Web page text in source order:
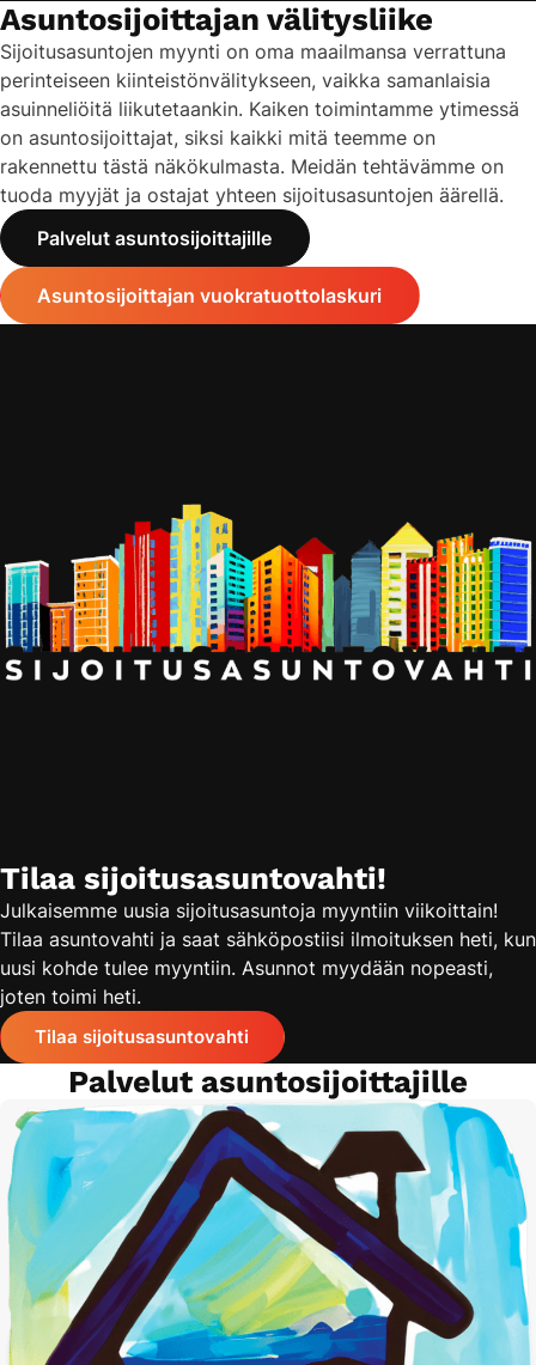
Asuntosijoittajan välitysliike
Sijoitusasuntojen myynti on oma maailmansa verrattuna
perinteiseen kiinteistönvälitykseen, vaikka samanlaisia
asuinneliöitä liikutetaankin. Kaiken toimintamme ytimessä
on asuntosijoittajat, siksi kaikki mitä teemme on
rakennettu tästä näkökulmasta. Meidän tehtävämme on
tuoda myyjät ja ostajat yhteen sijoitusasuntojen äärellä.
Palvelut asuntosijoittajille
Asuntosijoittajan vuokratuottolaskuri
Tilaa sijoitusasuntovahti!
Julkaisemme uusia sijoitusasuntoja myyntiin viikoittain!
Tilaa asuntovahti ja saat sähköpostiisi ilmoituksen heti, kun
uusi kohde tulee myyntiin. Asunnot myydään nopeasti,
joten toimi heti.
Tilaa sijoitusasuntovahti
Palvelut asuntosijoittajille